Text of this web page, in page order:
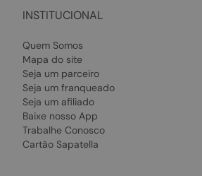
INSTITUCIONAL
Quem Somos
Mapa do site
Seja um parceiro
Seja um franqueado
Seja um afiliado
Baixe nosso App
Trabalhe Conosco
Cartão Sapatella